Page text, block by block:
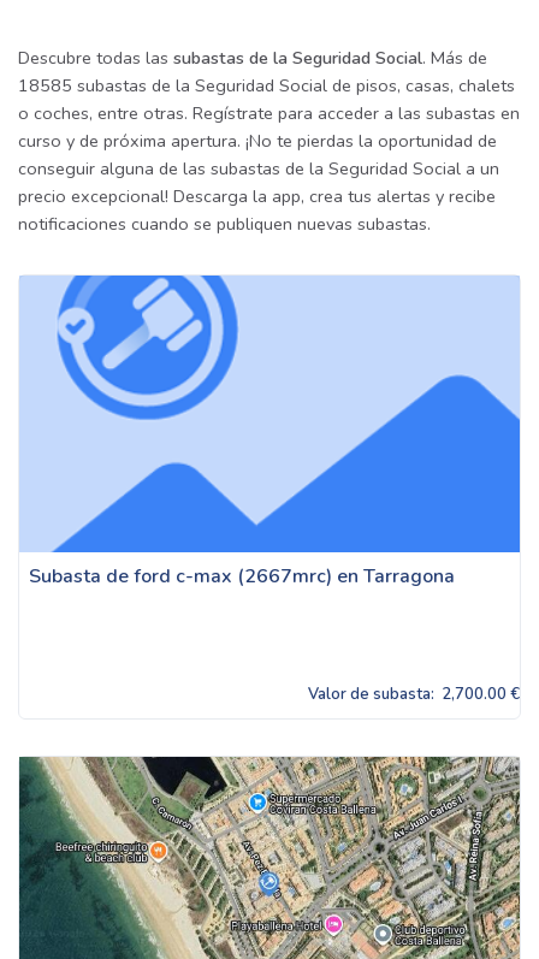
Descubre todas las subastas de la Seguridad Social. Más de
18585 subastas de la Seguridad Social de pisos, casas, chalets
o coches, entre otras. Regístrate para acceder a las subastas en
curso y de próxima apertura. ¡No te pierdas la oportunidad de
conseguir alguna de las subastas de la Seguridad Social a un
precio excepcional! Descarga la app, crea tus alertas y recibe
notificaciones cuando se publiquen nuevas subastas.
Subasta de ford c-max (2667mrc) en Tarragona
Valor de subasta: 2,700.00 €